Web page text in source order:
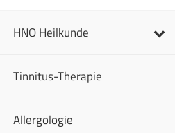
HNO Heilkunde
Tinnitus-Therapie
Allergologie